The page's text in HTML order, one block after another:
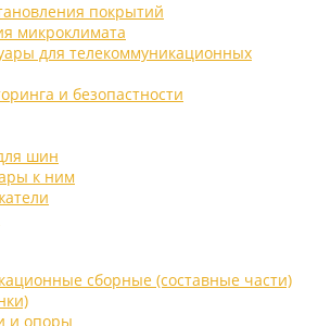
покрытий
микроклимата
для телекоммуникационных
и безопастности
шин
к ним
сборные (составные части)
и опоры